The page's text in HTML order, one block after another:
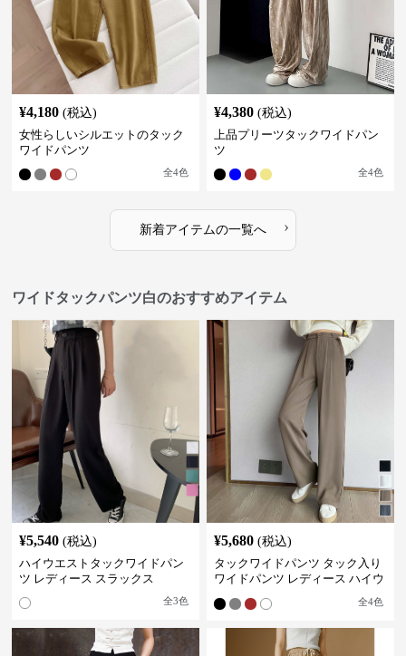
¥4,180 (税込)
女性らしいシルエットのタック
ワイドパンツ
全4色
¥4,380 (税込)
上品プリーツタックワイドパン
ツ
全4色
新着アイテムの一覧へ ›
ワイドタックパンツ白のおすすめアイテム
¥5,540 (税込)
ハイウエストタックワイドパン
ツ レディース スラックス
全3色
¥5,680 (税込)
タックワイドパンツ タック入り
ワイドパンツ レディース ハイウ
全4色